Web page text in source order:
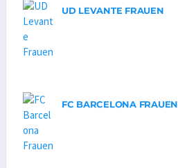
UD LEVANTE FRAUEN
FC BARCELONA FRAUEN